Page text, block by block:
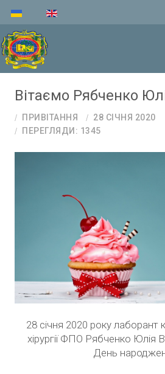
Вітаємо Рябченко
ПРИВІТАННЯ
28 СІЧНЯ 2020
ПЕРЕГЛЯДИ: 1345
28 січня 2020 року лаборант
хірургії ФПО Рябченко Юлія
День